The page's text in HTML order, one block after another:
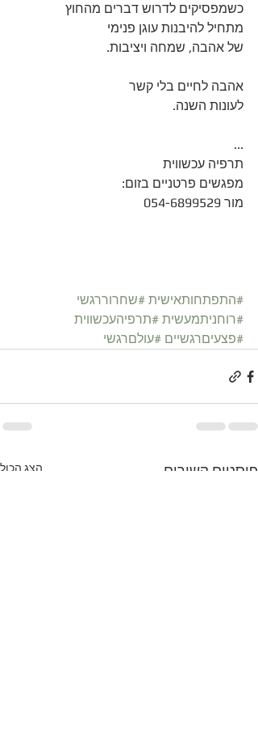
כשמפסיקים לדרוש דברים מהחוץ
מתחיל להיבנות עוגן פנימי
של אהבה, שמחה ויציבות.
אהבה לחיים בלי קשר
לעונות השנה.
...
תרפיה עכשווית
מפגשים פרטניים בזום:
מור 054-6899529
#התפתחותאישית #שחרוררגשי
#רוחניתמעשית #תרפיהעכשווית
#פצעיםרגשיים #עולםרגשי
פוסטים קשורים הצג הכול